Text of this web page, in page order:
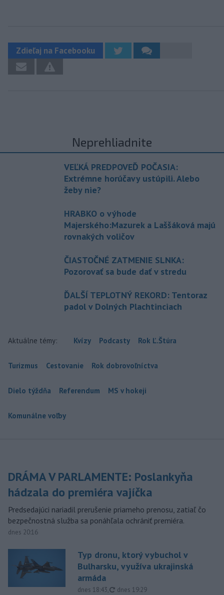
Zdieľaj na Facebooku
Neprehliadnite
VEĽKÁ PREDPOVEĎ POČASIA:
Extrémne horúčavy ustúpili. Alebo
žeby nie?
HRABKO o výhode
Majerského:Mazurek a Laššáková majú
rovnakých voličov
ČIASTOČNÉ ZATMENIE SLNKA:
Pozorovať sa bude dať v stredu
ĎALŠÍ TEPLOTNÝ REKORD: Tentoraz
padol v Dolných Plachtinciach
Aktuálne témy: Kvízy Podcasty Rok Ľ.Štúra
Turizmus Cestovanie Rok dobrovoľníctva
Dielo týždňa Referendum MS v hokeji
Komunálne voľby
DRÁMA V PARLAMENTE: Poslankyňa
hádzala do premiéra vajíčka
Predsedajúci nariadil prerušenie priameho prenosu, zatiaľ čo
bezpečnostná služba sa ponáhľala ochrániť premiéra.
dnes 20:16
Typ dronu, ktorý vybuchol v
Bulharsku, využíva ukrajinská
armáda
dnes 18:43, aktualizované
dnes 19:29